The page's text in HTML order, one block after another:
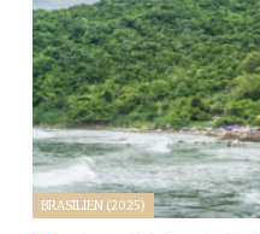
BRASILIEN (2025)